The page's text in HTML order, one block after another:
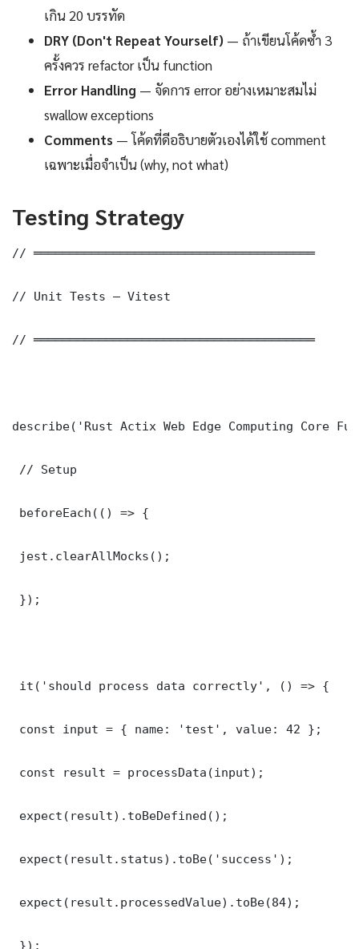
เกิน 20 บรรทัด
DRY (Don't Repeat Yourself) — ถ้าเขียนโค้ดซ้ำ 3
ครั้งควร refactor เป็น function
Error Handling — จัดการ error อย่างเหมาะสมไม่
swallow exceptions
Comments — โค้ดที่ดีอธิบายตัวเองได้ใช้ comment
เฉพาะเมื่อจำเป็น (why, not what)
Testing Strategy
// ═══════════════════════════════════════
// Unit Tests — Vitest
// ═══════════════════════════════════════
describe('Rust Actix Web Edge Computing Core
// Setup
beforeEach(() => {
jest.clearAllMocks();
});
it('should process data correctly', () => {
const input = { name: 'test', value: 42 };
const result = processData(input);
expect(result).toBeDefined();
expect(result.status).toBe('success');
expect(result.processedValue).toBe(84);
});